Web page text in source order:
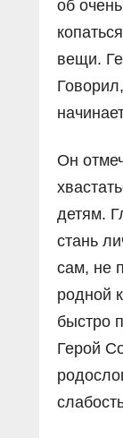
об
вещи.
Он
детям.
стань
сам, не
родной
быстро
Герой